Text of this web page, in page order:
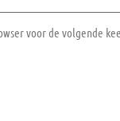
voor de volgende